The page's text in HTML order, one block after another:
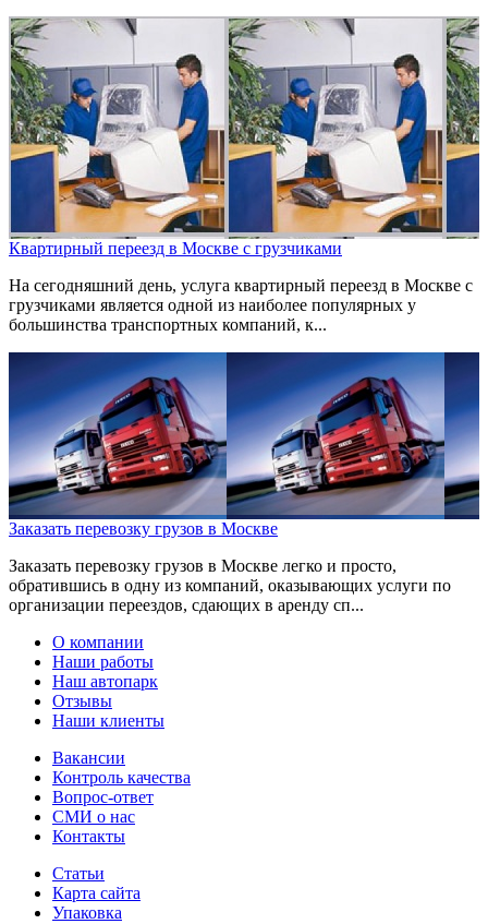
Квартирный переезд в Москве с грузчиками
На сегодняшний день, услуга квартирный переезд в Москве с
грузчиками является одной из наиболее популярных у
большинства транспортных компаний, к...
Заказать перевозку грузов в Москве
Заказать перевозку грузов в Москве легко и просто,
обратившись в одну из компаний, оказывающих услуги по
организации переездов, сдающих в аренду сп...
О компании
Наши работы
Наш автопарк
Отзывы
Наши клиенты
Вакансии
Контроль качества
Вопрос-ответ
СМИ о нас
Контакты
Статьи
Карта сайта
Упаковка